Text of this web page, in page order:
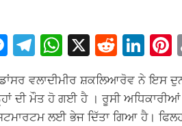
Messenger
Telegram
WhatsApp
X Reddit
ਵਲਾਦੀਮੀਰ ਸ਼ਕਲਿਆਰੋਵ ਨੇ ਇਸ
ਦੀ ਮੌਤ ਹੋ ਗਈ ਹੈ । ਰੂਸੀ
ਲਈ ਭੇਜ ਦਿੱਤਾ ਗਿਆ ਹੈ।